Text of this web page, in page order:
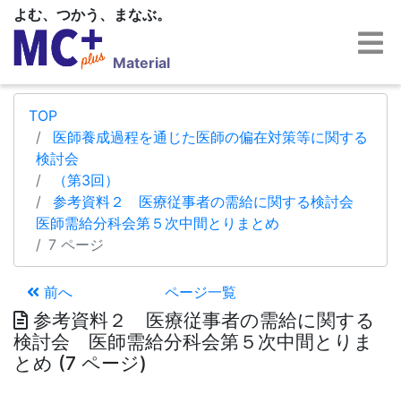
よむ、つかう、まなぶ。
Material
TOP
医師養成過程を通じた医師の偏在対策等に関する
検討会
（第3回）
参考資料２ 医療従事者の需給に関する検討会
医師需給分科会第５次中間とりまとめ
7 ページ
前へ ページ一覧
参考資料２ 医療従事者の需給に関する
検討会 医師需給分科会第５次中間とりま
とめ (7 ページ)